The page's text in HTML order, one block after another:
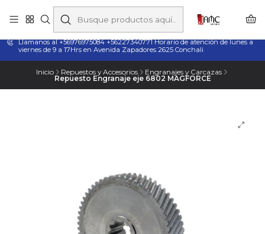
Taladros Magnéticos en Chile | Venta, Arriendo y Servicio
Técnico
Llamanos al +56976975084 +56227340771 Horario de atención de lunes a
viernes de 9 a 17Hrs en Avenida Zapadores 2625 Conchali
Inicio Repuestos y Accesorios Engranajes y Carcazas
Repuesto Engranaje eje 6802 MAGFORCE